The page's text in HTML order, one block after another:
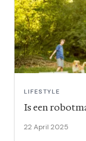
LIFESTYLE
Is een
22 April 2025